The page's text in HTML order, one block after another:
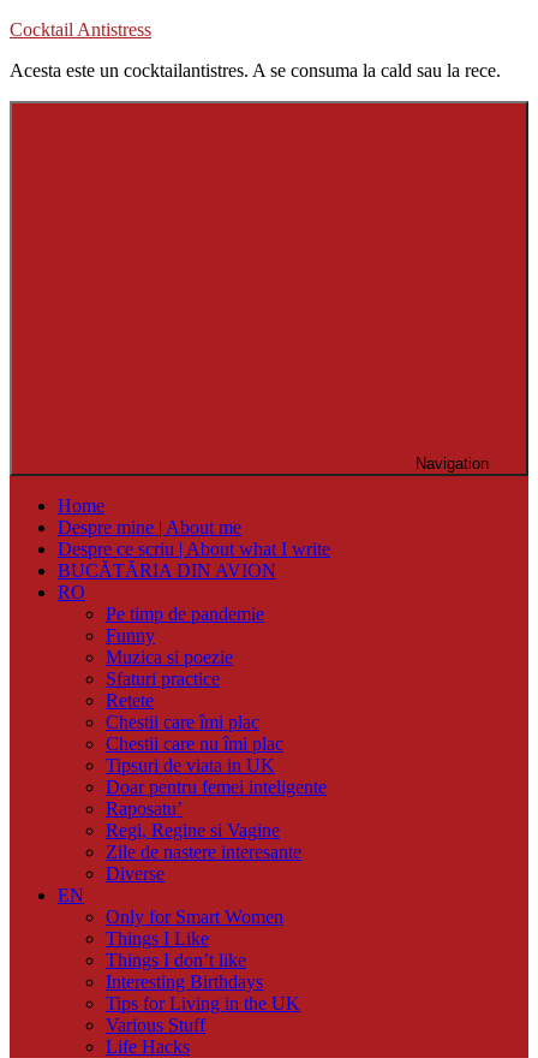
Skip
content
Cocktail Antistress
Acesta este un cocktailantistres. A se consuma la cald sau la rece.
Navigation
Home
Despre mine | About me
Despre ce scriu | About what I write
BUCĂTĂRIA DIN AVION
RO
Pe timp de pandemie
Funny
Muzica si poezie
Sfaturi practice
Retete
Chestii care îmi plac
Chestii care nu îmi plac
Tipsuri de viata in UK
Doar pentru femei inteligente
Raposatu’
Regi, Regine si Vagine
Zile de nastere interesante
Diverse
EN
Only for Smart Women
Things I Like
Things I don’t like
Interesting Birthdays
Tips for Living in the UK
Various Stuff
Life Hacks